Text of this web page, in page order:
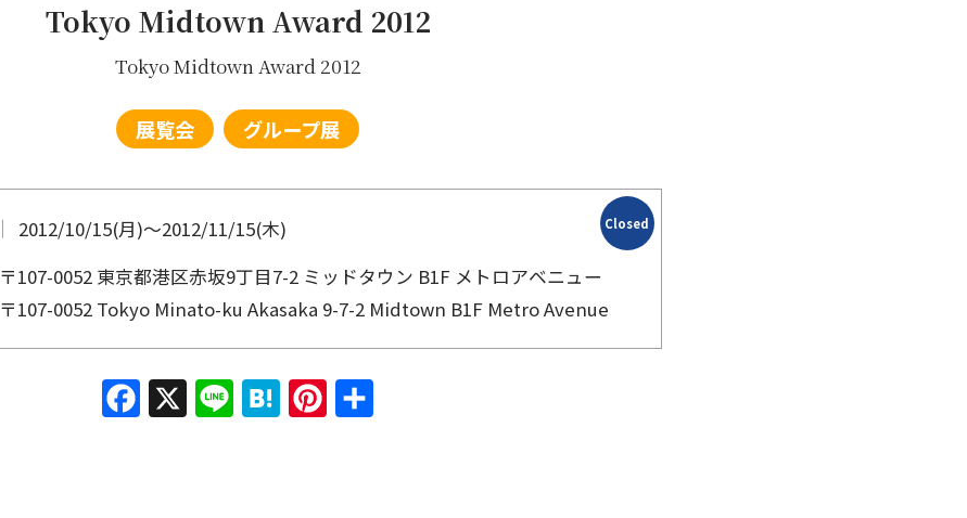
Tokyo Midtown Award 2012
Tokyo Midtown Award 2012
展覧会 グループ展
2012/10/15(月)〜2012/11/15(木) Closed
〒107-0052 東京都港区赤坂9丁目7-2 ミッドタウン B1F メトロアベニュー
〒107-0052 Tokyo Minato-ku Akasaka 9-7-2 Midtown B1F Metro Avenue
Facebook X Line Hatena Pinterest